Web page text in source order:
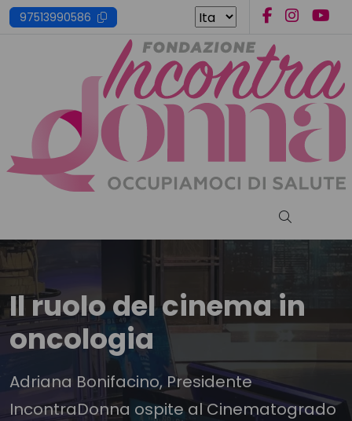
Skip
to
97513990586
Cerca nel
Il ruolo del cinema in
oncologia
Adriana Bonifacino, Presidente
IncontraDonna ospite al Cinematogrado